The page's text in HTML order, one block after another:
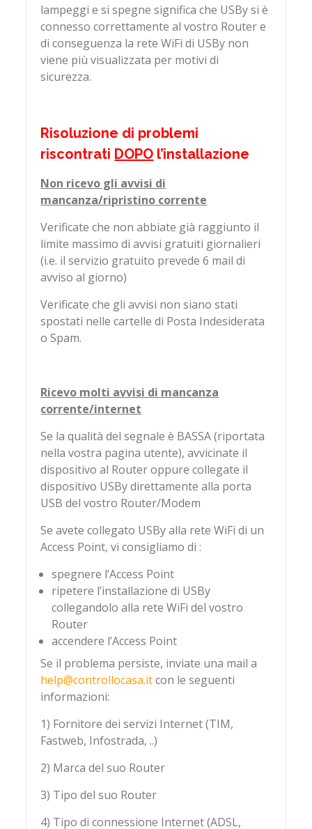
lampeggi e si spegne significa che USBy si è
connesso correttamente al vostro Router e
di conseguenza la rete WiFi di USBy non
viene più visualizzata per motivi di
sicurezza.
Risoluzione di problemi
riscontrati DOPO l’installazione
Non ricevo gli avvisi di
mancanza/ripristino corrente
Verificate che non abbiate già raggiunto il
limite massimo di avvisi gratuiti giornalieri
(i.e. il servizio gratuito prevede 6 mail di
avviso al giorno)
Verificate che gli avvisi non siano stati
spostati nelle cartelle di Posta Indesiderata
o Spam.
Ricevo molti avvisi di mancanza
corrente/internet
Se la qualità del segnale è BASSA (riportata
nella vostra pagina utente), avvicinate il
dispositivo al Router oppure collegate il
dispositivo USBy direttamente alla porta
USB del vostro Router/Modem
Se avete collegato USBy alla rete WiFi di un
Access Point, vi consigliamo di :
spegnere l’Access Point
ripetere l’installazione di USBy
collegandolo alla rete WiFi del vostro
Router
accendere l’Access Point
Se il problema persiste, inviate una mail a
help@controllocasa.itcon le seguenti
informazioni:
1) Fornitore dei servizi Internet (TIM,
Fastweb, Infostrada, ..)
2) Marca del suo Router
3) Tipo del suo Router
4) Tipo di connessione Internet (ADSL,